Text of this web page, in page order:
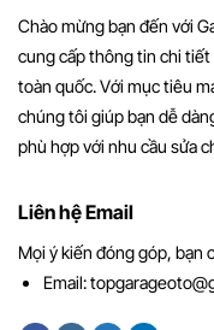
Chào mừng bạn đến với
cung cấp thông tin chi
toàn quốc. Với mục tiêu
chúng tôi giúp bạn dễ
phù hợp với nhu cầu sửa
Liên hệ Email
Mọi ý kiến đóng góp, bạn
Email: